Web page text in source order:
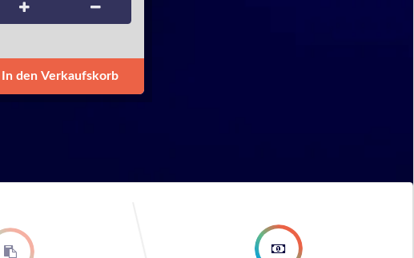
In den Verkaufskorb
third step